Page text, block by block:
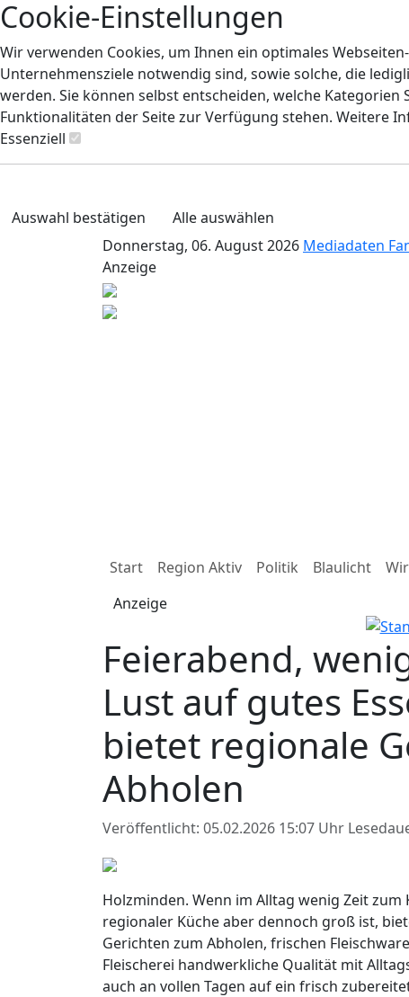
Cookie-Einstellungen
Wir verwenden Cookies, um Ihnen ein optimales
Unternehmensziele notwendig sind, sowie solche, die
werden. Sie können selbst entscheiden, welche
Funktionalitäten der Seite zur Verfügung stehen. Weitere
Essenziell
Auswahl bestätigen
Alle auswählen
Donnerstag, 06. August 2026 Mediadaten
Anzeige
Start Region Aktiv Politik Blaulicht
Anzeige
Feierabend,
Lust auf gutes
bietet regionale
Abholen
Veröffentlicht: 05.02.2026 15:07 Uhr
Holzminden. Wenn im Alltag wenig Zeit
regionaler Küche aber dennoch groß ist,
Gerichten zum Abholen, frischen
Fleischerei handwerkliche Qualität mit
auch an vollen Tagen auf ein frisch